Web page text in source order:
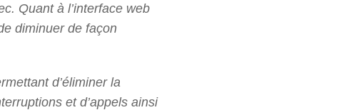
Quant à l’interface web
diminuer de façon
d’éliminer la
et d’appels ainsi